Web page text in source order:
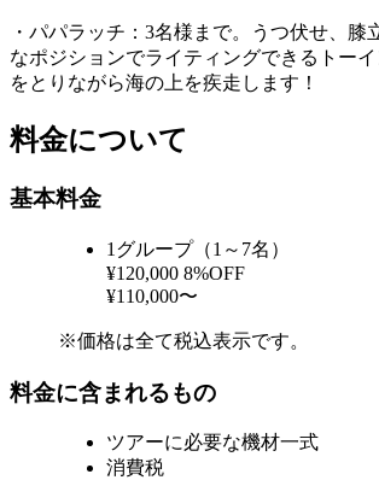
・パパラッチ：3名様まで。うつ伏せ、膝
なポジションでライティングできるトー
をとりながら海の上を疾走します！
料金について
基本料金
1グループ（1～7名）
¥120,000 8%OFF
¥110,000〜
※価格は全て税込表示です。
料金に含まれるもの
ツアーに必要な機材一式
消費税